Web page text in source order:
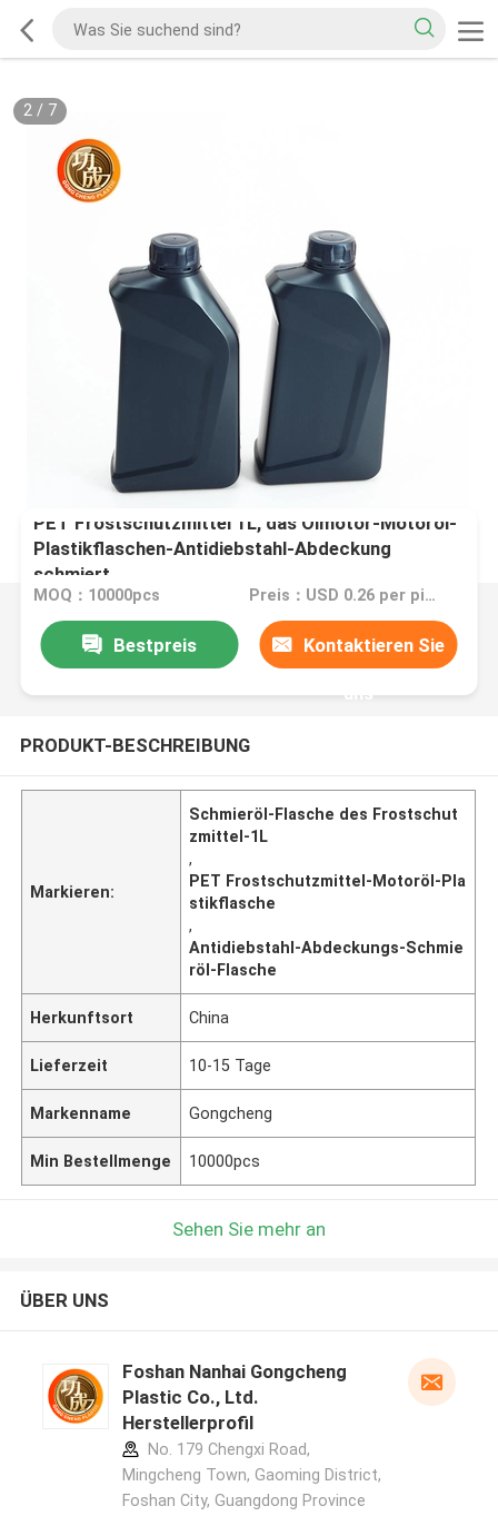
2/ 7
PET Frostschutzmittel 1L, das Ölmotor-Motoröl-
Plastikflaschen-Antidiebstahl-Abdeckung
schmiert
MOQ：10000pcs Preis：USD 0.26 per piece
Bestpreis Kontaktieren Sie
uns
PRODUKT-BESCHREIBUNG
Markieren:
Schmieröl-Flasche des Frostschut
zmittel-1L
,
PET Frostschutzmittel-Motoröl-Pla
stikflasche
,
Antidiebstahl-Abdeckungs-Schmie
röl-Flasche
Herkunftsort China
Lieferzeit 10-15 Tage
Markenname Gongcheng
Min Bestellmenge 10000pcs
Sehen Sie mehr an
ÜBER UNS
Foshan Nanhai Gongcheng
Plastic Co., Ltd.
Herstellerprofil
No. 179 Chengxi Road,
Mingcheng Town, Gaoming District,
Foshan City, Guangdong Province